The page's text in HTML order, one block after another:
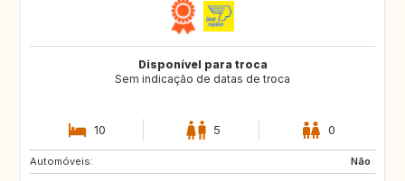
Disponível para troca
Sem indicação de datas de troca
10 5 0
Automóveis:
Não
CA